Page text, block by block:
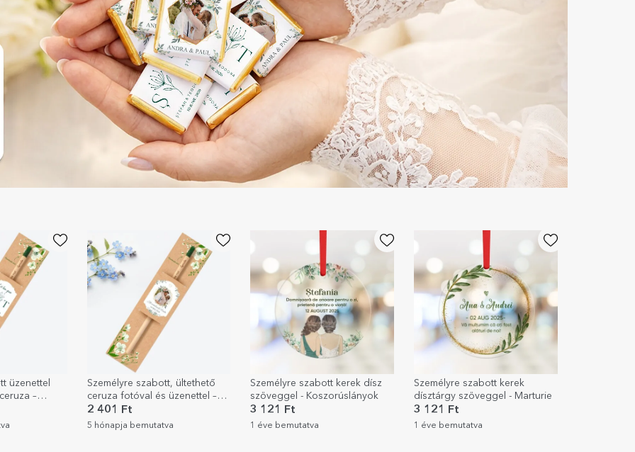
üzenettel
–
Személyre szabott, ültethető
ceruza fotóval és üzenettel –
Esküvői ajándék
2 401 Ft
5 hónapja bemutatva
Személyre szabott kerek dísz
szöveggel - Koszorúslányok
3 121 Ft
1 éve bemutatva
Személyre szabott kerek
dísztárgy szöveggel - Marturie
3 121 Ft
1 éve bemutatva